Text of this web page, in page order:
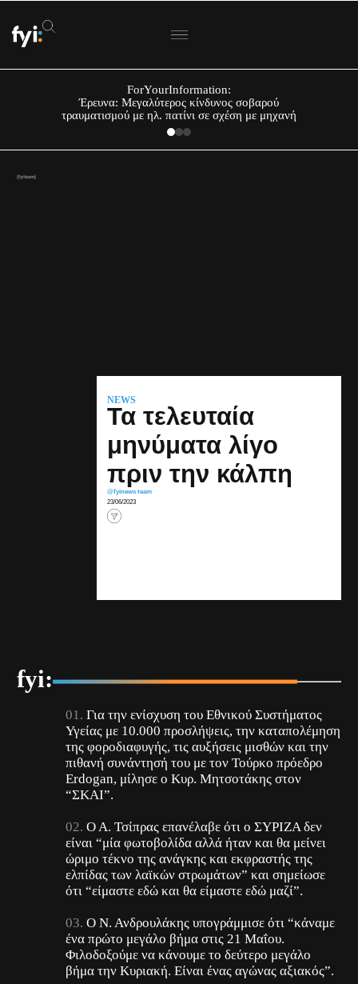
ForYourInformation:
Έρευνα: Μεγαλύτερος κίνδυνος σοβαρού
τραυματισμού με ηλ. πατίνι σε σχέση με μηχανή
(fyiteam)
NEWS
Τα τελευταία
μηνύματα λίγο
πριν την κάλπη
@fyinews team
23/06/2023
fyi:
Για την ενίσχυση του Εθνικού Συστήματος
Υγείας με 10.000 προσλήψεις, την καταπολέμηση
της φοροδιαφυγής, τις αυξήσεις μισθών και την
πιθανή συνάντησή του με τον Τούρκο πρόεδρο
Erdogan, μίλησε ο Κυρ. Μητσοτάκης στον
“ΣΚΑΙ”.
Ο Α. Τσίπρας επανέλαβε ότι ο ΣΥΡΙΖΑ δεν
είναι “μία φωτοβολίδα αλλά ήταν και θα μείνει
ώριμο τέκνο της ανάγκης και εκφραστής της
ελπίδας των λαϊκών στρωμάτων” και σημείωσε
ότι “είμαστε εδώ και θα είμαστε εδώ μαζί”.
Ο Ν. Ανδρουλάκης υπογράμμισε ότι “κάναμε
ένα πρώτο μεγάλο βήμα στις 21 Μαΐου.
Φιλοδοξούμε να κάνουμε το δεύτερο μεγάλο
βήμα την Κυριακή. Είναι ένας αγώνας αξιακός”.